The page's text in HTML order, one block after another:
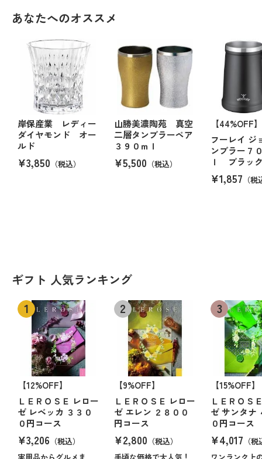
あなたへのオススメ
岸保産業 レディー
ダイヤモンド オー
ルド
¥3,850 （税込）
山勝美濃陶苑 真空
二層タンブラーペア
３９０ｍｌ
¥5,500 （税込）
【44%OFF】
フーレイ ジ
ンブラー７
ｌ ブラッ
¥1,857 （
ギフト 人気ランキング
【12%OFF】
ＬＥＲＯＳＥ レロー
ゼ レベッカ ３３０
０円コース
¥3,206 （税込）
【9%OFF】
ＬＥＲＯＳＥ レロー
ゼ エレン ２８００
円コース
¥2,800 （税込）
【15%OFF】
ＬＥＲＯＳ
ゼ サンタナ
０円コース
¥4,017 （